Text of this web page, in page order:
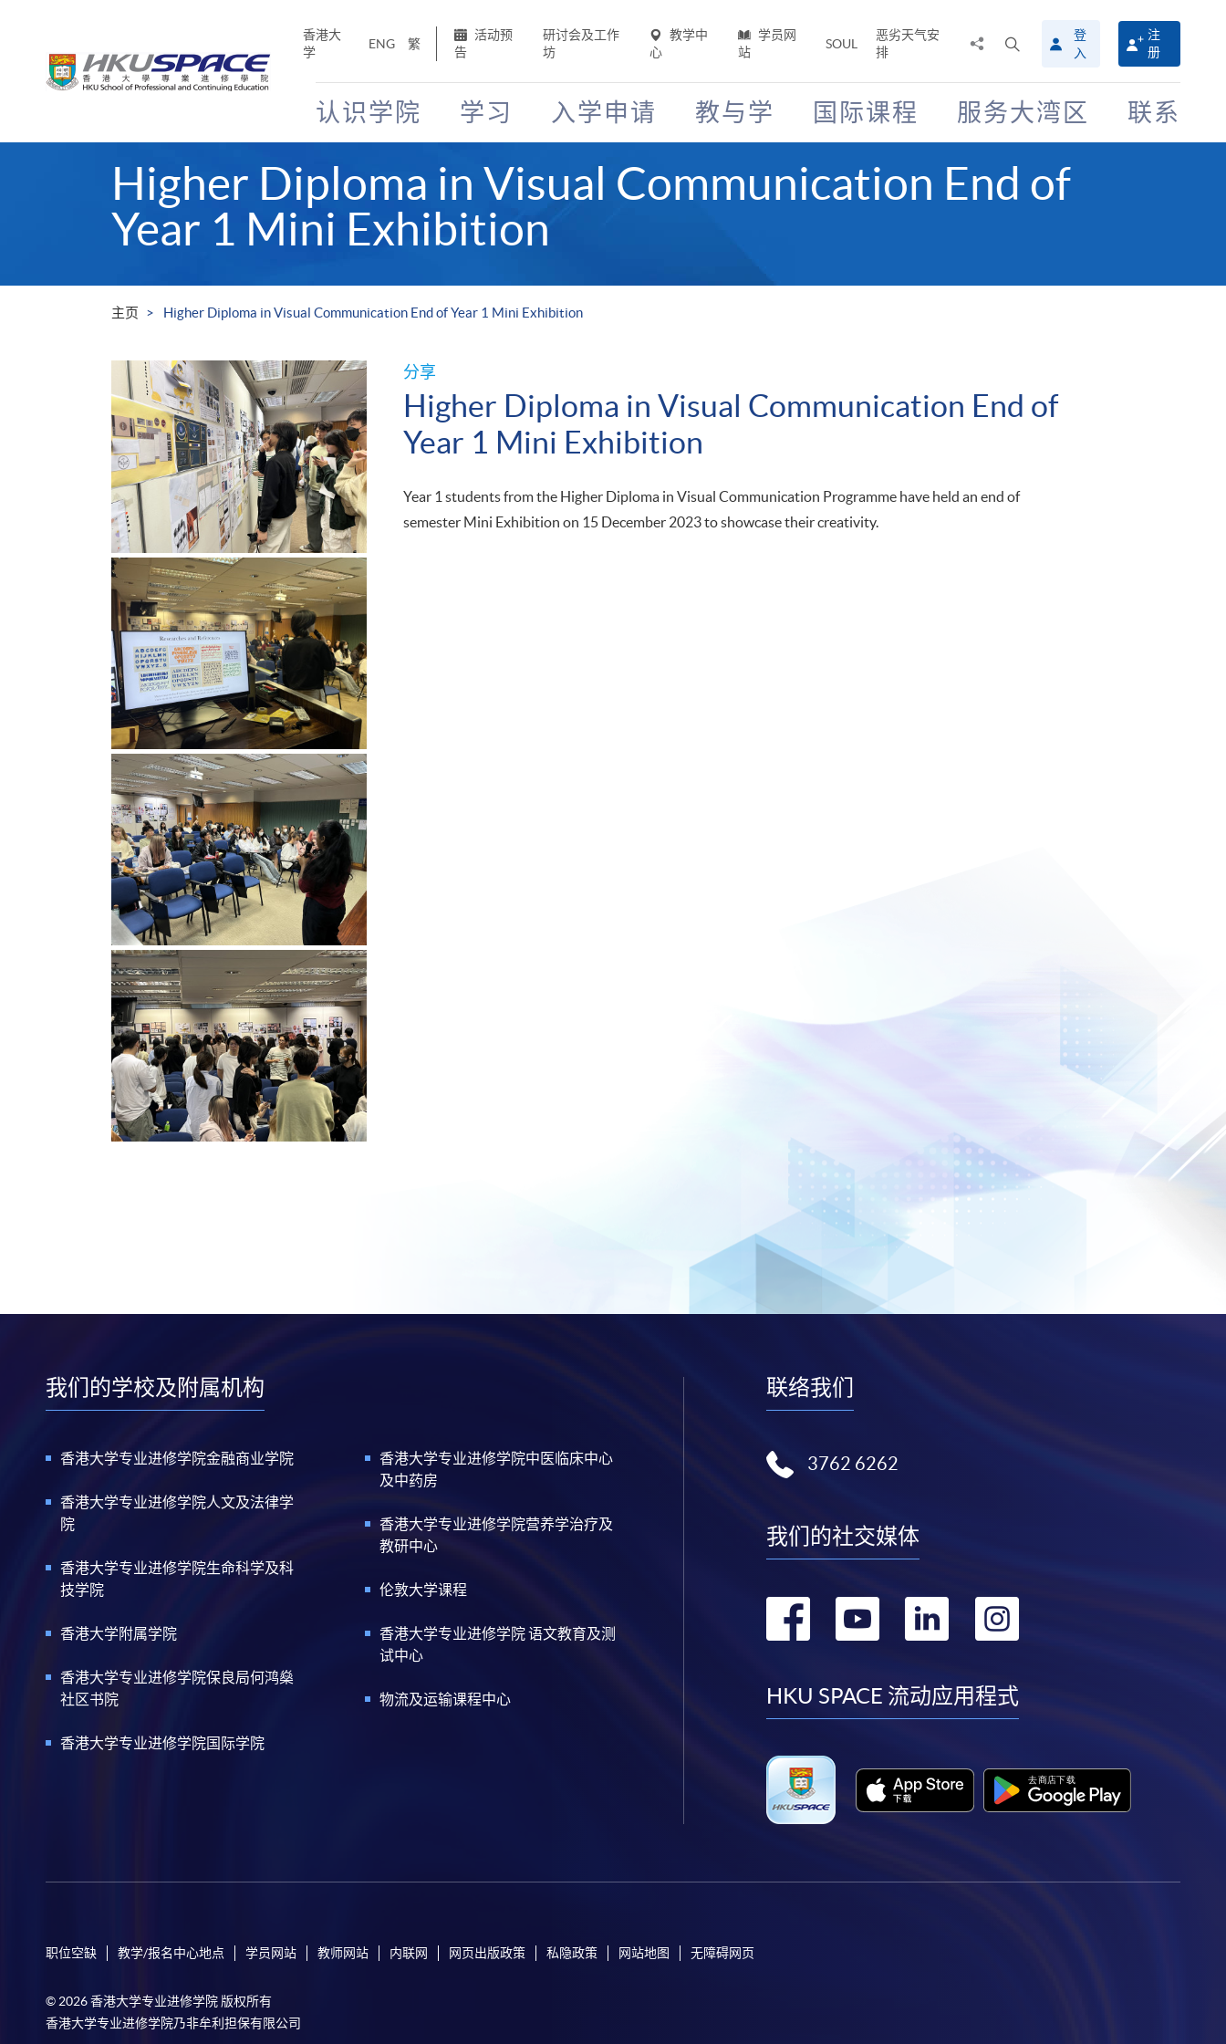
香港大
学
ENG 繁
活动预
告
研讨会及工作
坊
教学中
心
学员网
站
SOUL
恶劣天气安
排
搜
寻
介
面
登
入
注
册
认识学院 学习 入学申请 教与学 国际课程 服务大湾区 联系
Higher Diploma in Visual Communication End of
Year 1 Mini Exhibition
主页 Higher Diploma in Visual Communication End of Year 1 Mini Exhibition
分享
Higher Diploma in Visual Communication End of
Year 1 Mini Exhibition
Year 1 students from the Higher Diploma in Visual Communication Programme have held an end of
semester Mini Exhibition on 15 December 2023 to showcase their creativity.
我们的学校及附属机构
香港大学专业进修学院金融商业学院
香港大学专业进修学院人文及法律学
院
香港大学专业进修学院生命科学及科
技学院
香港大学附属学院
香港大学专业进修学院保良局何鸿燊
社区书院
香港大学专业进修学院国际学院
香港大学专业进修学院中医临床中心
及中药房
香港大学专业进修学院营养学治疗及
教研中心
伦敦大学课程
香港大学专业进修学院 语文教育及测
试中心
物流及运输课程中心
联络我们
3762 6262
我们的社交媒体
转
facebook
转
youtube
转
linkedininstagram
HKU SPACE 流动应用程式
职位空缺 教学/报名中心地点 学员网站 教师网站 内联网 网页出版政策 私隐政策 网站地图 无障碍网页
© 2026 香港大学专业进修学院 版权所有
香港大学专业进修学院乃非牟利担保有限公司